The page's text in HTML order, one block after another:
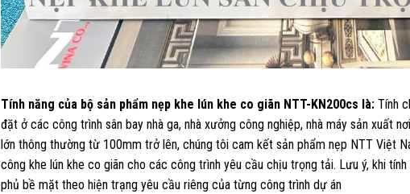
Tính năng của bộ sản phẩm nẹp khe lún khe co giãn NTT-KN200cs là: Tính
đặt ở các công trình sân bay nhà ga, nhà xưởng công nghiệp, nhà máy sản xuất
lớn thông thường từ 100mm trở lên, chúng tôi cam kết sản phẩm nẹp NTT Việt
công khe lún khe co giãn cho các công trình yêu cầu chịu trọng tải. Lưu ý, khi
phủ bề mặt theo hiện trạng yêu cầu riêng của từng công trình dự án